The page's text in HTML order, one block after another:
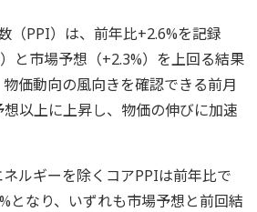
（PPI）は、前年比+2.6%を記録
と市場予想（+2.3%）を上回る結果
価動向の風向きを確認できる前月
以上に上昇し、物価の伸びに加速
ルギーを除くコアPPIは前年比で
となり、いずれも市場予想と前回結